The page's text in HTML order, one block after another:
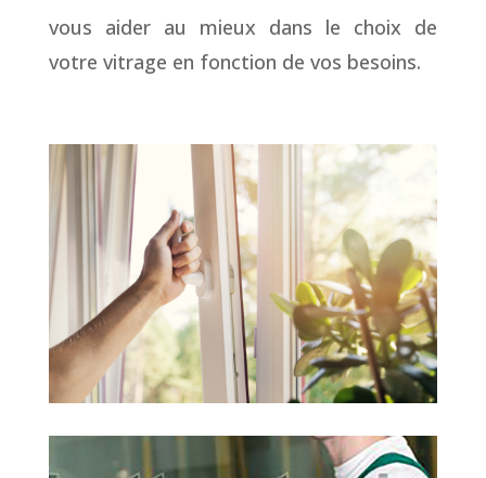
vous aider au mieux dans le choix de
votre vitrage en fonction de vos besoins.